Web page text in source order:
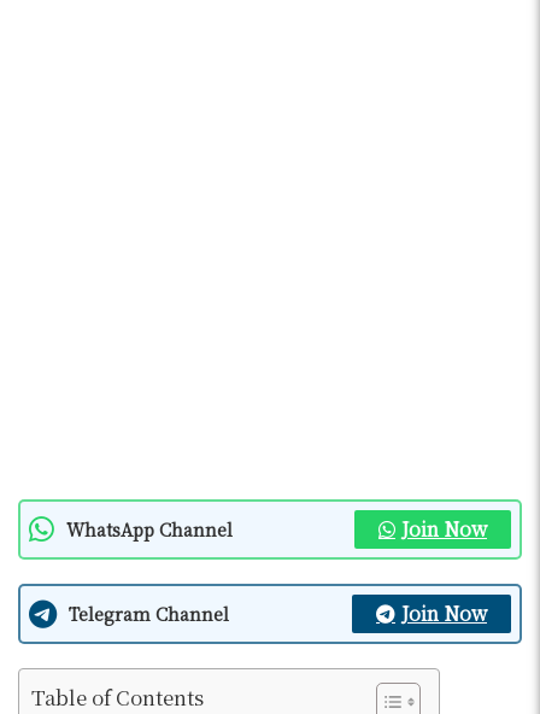
WhatsApp Channel Join Now
Telegram Channel Join Now
Table of Contents